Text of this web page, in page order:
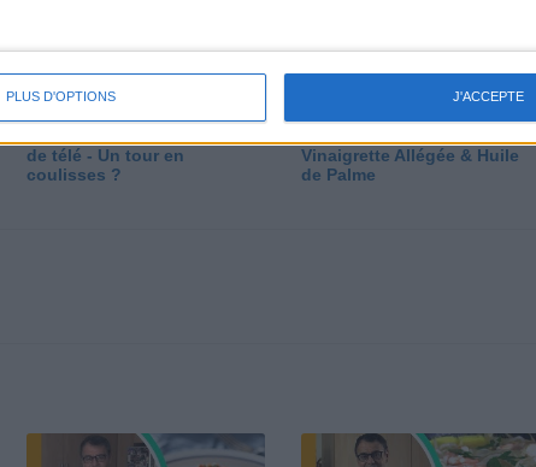
PLUS D'OPTIONS J'ACCEPTE
de télé - Un tour en
coulisses ?
Vinaigrette Allégée & Huile
de Palme